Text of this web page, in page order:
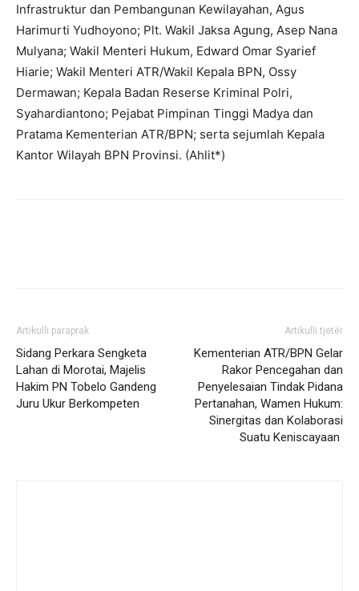
Infrastruktur dan Pembangunan Kewilayahan, Agus
Harimurti Yudhoyono; Plt. Wakil Jaksa Agung, Asep Nana
Mulyana; Wakil Menteri Hukum, Edward Omar Syarief
Hiarie; Wakil Menteri ATR/Wakil Kepala BPN, Ossy
Dermawan; Kepala Badan Reserse Kriminal Polri,
Syahardiantono; Pejabat Pimpinan Tinggi Madya dan
Pratama Kementerian ATR/BPN; serta sejumlah Kepala
Kantor Wilayah BPN Provinsi. (Ahlit*)
Artikulli paraprak
Sidang Perkara Sengketa
Lahan di Morotai, Majelis
Hakim PN Tobelo Gandeng
Juru Ukur Berkompeten
Artikulli tjetër
Kementerian ATR/BPN Gelar
Rakor Pencegahan dan
Penyelesaian Tindak Pidana
Pertanahan, Wamen Hukum:
Sinergitas dan Kolaborasi
Suatu Keniscayaan ‎